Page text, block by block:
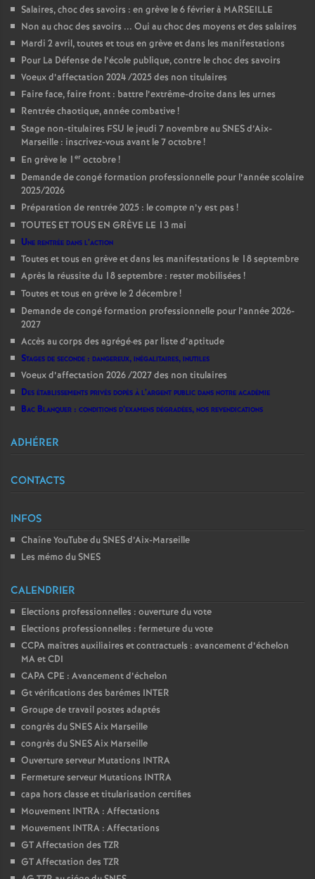
Salaires, choc des savoirs : en grève le 6 février à MARSEILLE
Non au choc des savoirs ... Oui au choc des moyens et des salaires
Mardi 2 avril, toutes et tous en grève et dans les manifestations
Pour La Défense de l’école publique, contre le choc des savoirs
Voeux d’affectation 2024 /2025 des non titulaires
Faire face, faire front : battre l’extrême-droite dans les urnes
Rentrée chaotique, année combative!
Stage non-titulaires FSU le jeudi 7 novembre au SNES d’Aix-
Marseille : inscrivez-vous avant le 7 octobre!
En grève le 1 er octobre!
Demande de congé formation professionnelle pour l’année scolaire
2025/2026
Préparation de rentrée 2025 : le compte n’y est pas !
TOUTES ET TOUS EN GRÈVE LE 13 mai
Une rentrée dans l’action
Toutes et tous en grève et dans les manifestations le 18 septembre
Après la réussite du 18 septembre : rester mobilisées !
Toutes et tous en grève le 2 décembre!
Demande de congé formation professionnelle pour l’année 2026-
2027
Accès au corps des agrégé·es par liste d’aptitude
Stages de seconde : dangereux, inégalitaires, inutiles
Voeux d’affectation 2026 /2027 des non titulaires
Des établissements privés dopés à l’argent public dans notre académie
Bac Blanquer : conditions d’examens dégradées, nos revendications
ADHÉRER
CONTACTS
INFOS
Chaîne YouTube du SNES d’Aix-Marseille
Les mémo du SNES
CALENDRIER
Elections professionnelles : ouverture du vote
Elections professionnelles : fermeture du vote
CCPA maîtres auxiliaires et contractuels : avancement d’échelon
MA et CDI
CAPA CPE : Avancement d’échelon
Gt vérifications des barémes INTER
Groupe de travail postes adaptés
congrès du SNES Aix Marseille
congrès du SNES Aix Marseille
Ouverture serveur Mutations INTRA
Fermeture serveur Mutations INTRA
capa hors classe et titularisation certifies
Mouvement INTRA : Affectations
Mouvement INTRA : Affectations
GT Affectation des TZR
GT Affectation des TZR